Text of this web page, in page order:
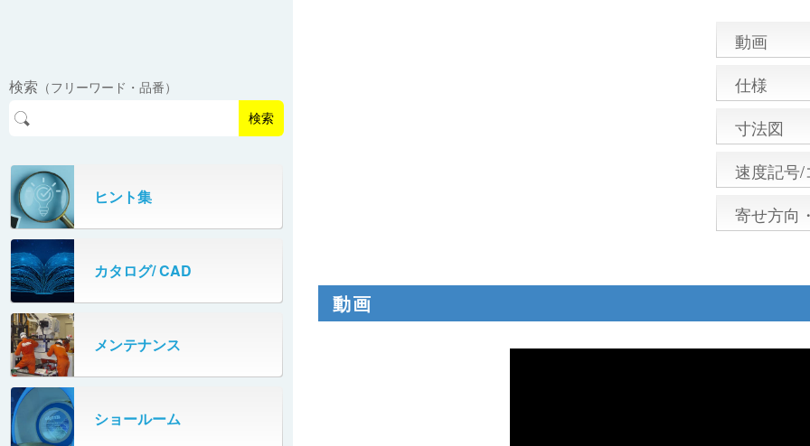
PHC80L
ガントレーパレタイザ
PHC350・PHC330
PZC150・PZC110
DHC350
667
パーフェクトベヤー® / PV（スチール
製）
パーフェクトベヤー® / AP（アルミ
タテコン® / TC
オリプナー
高速転換機
スタッカ&アンスタッカ
米袋自動投入装置
フローラック自動補充装置
牛乳パック自動投入装置
ターンコンベヤ
検索 （フリーワード・品番）
検索
ヒント集
カタログ/ CAD
メンテナンス
ショールーム
動画
仕様
寸法図
速度記号
寄せ方向
動画